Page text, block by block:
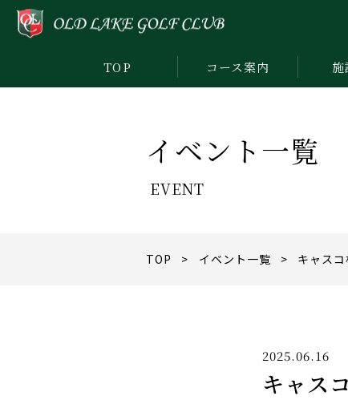
TOP コース案内
イベント一覧
EVENT
TOP > イベント一覧 > キャスコ
2025.06.16
キャス